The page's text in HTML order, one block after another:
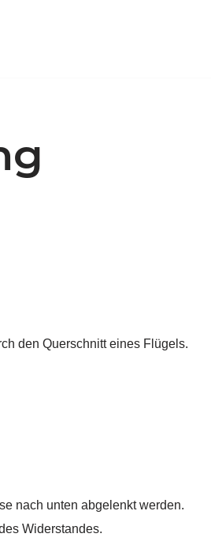
den Querschnitt eines Flügels.
nach unten abgelenkt werden.
Widerstandes.